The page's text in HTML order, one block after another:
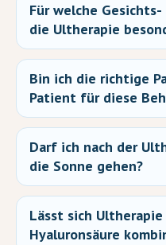
Für welche
die Ultherapie
Bin ich die richtige
Patient für diese
Darf ich nach der
die Sonne gehen?
Lässt sich
Hyaluronsäure